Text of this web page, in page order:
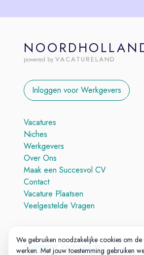
powered by VACATURELAND
Inloggen voor Werkgevers
Vacatures
Niches
Werkgevers
Over Ons
Maak een Succesvol CV
Contact
Vacature Plaatsen
Veelgestelde Vragen
Algemene Voorwaarden
We gebruiken noodzakelijke cookies om de
werken. Met jouw toestemming gebruiken